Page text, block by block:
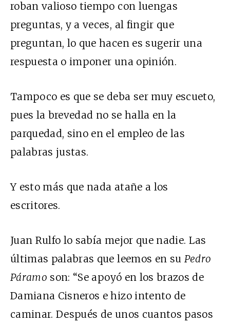
roban valioso tiempo con luengas
preguntas, y a veces, al fingir que
preguntan, lo que hacen es sugerir una
respuesta o imponer una opinión.
Tampoco es que se deba ser muy escueto,
pues la brevedad no se halla en la
parquedad, sino en el empleo de las
palabras justas.
Y esto más que nada atañe a los
escritores.
Juan Rulfo lo sabía mejor que nadie. Las
últimas palabras que leemos en su Pedro
Páramo son: “Se apoyó en los brazos de
Damiana Cisneros e hizo intento de
caminar. Después de unos cuantos pasos